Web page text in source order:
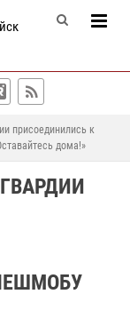
присоединились к
дома!»